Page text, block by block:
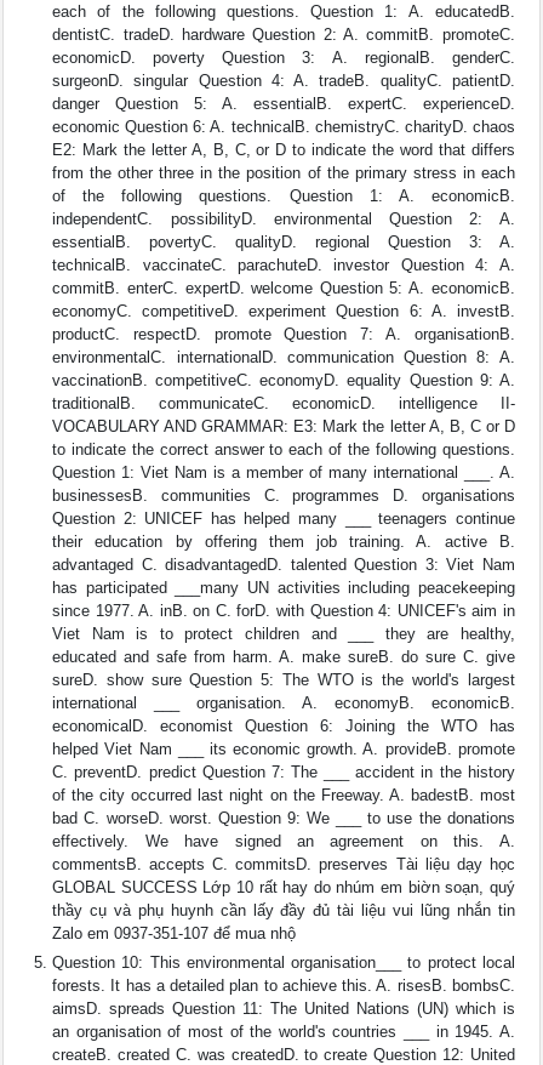
each of the following questions. Question 1: A. educatedB.
dentistC. tradeD. hardware Question 2: A. commitB. promoteC.
economicD. poverty Question 3: A. regionalB. genderC.
surgeonD. singular Question 4: A. tradeB. qualityC. patientD.
danger Question 5: A. essentialB. expertC. experienceD.
economic Question 6: A. technicalB. chemistryC. charityD. chaos
E2: Mark the letter A, B, C, or D to indicate the word that differs
from the other three in the position of the primary stress in each
of the following questions. Question 1: A. economicB.
independentC. possibilityD. environmental Question 2: A.
essentialB. povertyC. qualityD. regional Question 3: A.
technicalB. vaccinateC. parachuteD. investor Question 4: A.
commitB. enterC. expertD. welcome Question 5: A. economicB.
economyC. competitiveD. experiment Question 6: A. investB.
productC. respectD. promote Question 7: A. organisationB.
environmentalC. internationalD. communication Question 8: A.
vaccinationB. competitiveC. economyD. equality Question 9: A.
traditionalB. communicateC. economicD. intelligence II-
VOCABULARY AND GRAMMAR: E3: Mark the letter A, B, C or D
to indicate the correct answer to each of the following questions.
Question 1: Viet Nam is a member of many international ___. A.
businessesB. communities C. programmes D. organisations
Question 2: UNICEF has helped many ___ teenagers continue
their education by offering them job training. A. active B.
advantaged C. disadvantagedD. talented Question 3: Viet Nam
has participated ___many UN activities including peacekeeping
since 1977. A. inB. on C. forD. with Question 4: UNICEF's aim in
Viet Nam is to protect children and ___ they are healthy,
educated and safe from harm. A. make sureB. do sure C. give
sureD. show sure Question 5: The WTO is the world's largest
international ___ organisation. A. economyB. economicB.
economicalD. economist Question 6: Joining the WTO has
helped Viet Nam ___ its economic growth. A. provideB. promote
C. preventD. predict Question 7: The ___ accident in the history
of the city occurred last night on the Freeway. A. badestB. most
bad C. worseD. worst. Question 9: We ___ to use the donations
effectively. We have signed an agreement on this. A.
commentsB. accepts C. commitsD. preserves Tài liệu dạy học
GLOBAL SUCCESS Lớp 10 rất hay do nhúm em biờn soạn, quý
thầy cụ và phụ huynh cần lấy đầy đủ tài liệu vui lũng nhắn tin
Zalo em 0937-351-107 để mua nhộ
Question 10: This environmental organisation___ to protect local
forests. It has a detailed plan to achieve this. A. risesB. bombsC.
aimsD. spreads Question 11: The United Nations (UN) which is
an organisation of most of the world's countries ___ in 1945. A.
createB. created C. was createdD. to create Question 12: United